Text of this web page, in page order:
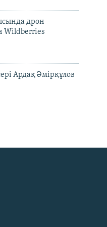
дрон
Wildberries
Ардақ Әмірқұлов